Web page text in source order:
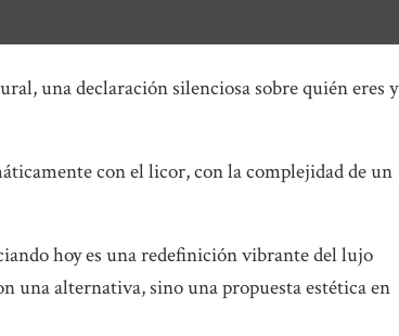
una declaración silenciosa sobre quién eres y
con el licor, con la complejidad de un
hoy es una redefinición vibrante del lujo
una alternativa, sino una propuesta estética en